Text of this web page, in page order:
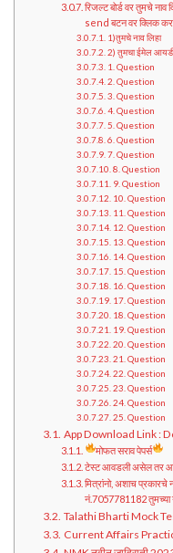
रिजल्ट बोर्ड वर तुमचे
send बटन वर क्लिक
1)तुमचे नाव लिहा
2) तुमचा ईमेल
1. Question
2. Question
3. Question
4. Question
5. Question
6. Question
7. Question
8. Question
9. Question
10. Question
11. Question
12. Question
13. Question
14. Question
15. Question
16. Question
17. Question
18. Question
19. Question
20. Question
21. Question
22. Question
23. Question
24. Question
25. Question
App Download Link :
मोफत सराव पेपर्स
टेस्ट आवडली असेल तर
मित्रांनो, अशाच प्रकारचे
नं.7057781182
Talathi Bharti Mock
Current Affairs